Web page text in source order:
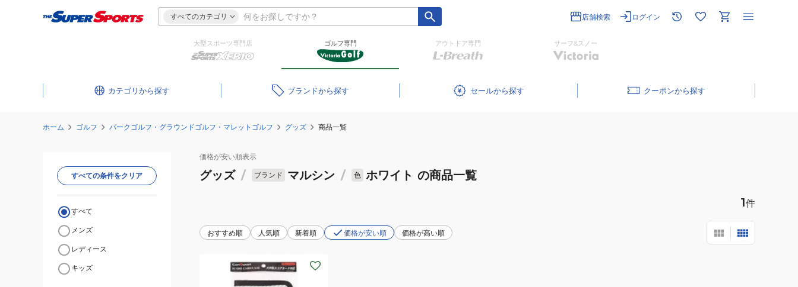
すべてのカテゴリ 店舗検索 ログイン
大型スポーツ専門店 ゴルフ専門 アウトドア専門 サーフ&スノー
カテゴリ ブランド セール クーポン
ホーム ゴルフ パークゴルフ・グラウンドゴルフ・マレットゴルフ グッズ 商品一覧
価格が安い順表示
グッズ / ブランド マルシン / 色 ホワイト の商品一覧
1件
おすすめ順 人気順 新着順 価格が安い順 価格が高い順
すべての条件をクリア
すべて
メンズ
レディース
キッズ